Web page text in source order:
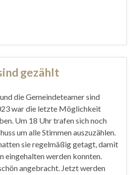
gezählt
die Gemeindeteamer sind
war die letzte Möglichkeit
Um 18 Uhr trafen sich noch
um alle Stimmen auszuzählen.
sie regelmäßig getagt, damit
eingehalten werden konnten.
angebracht. Jetzt werden